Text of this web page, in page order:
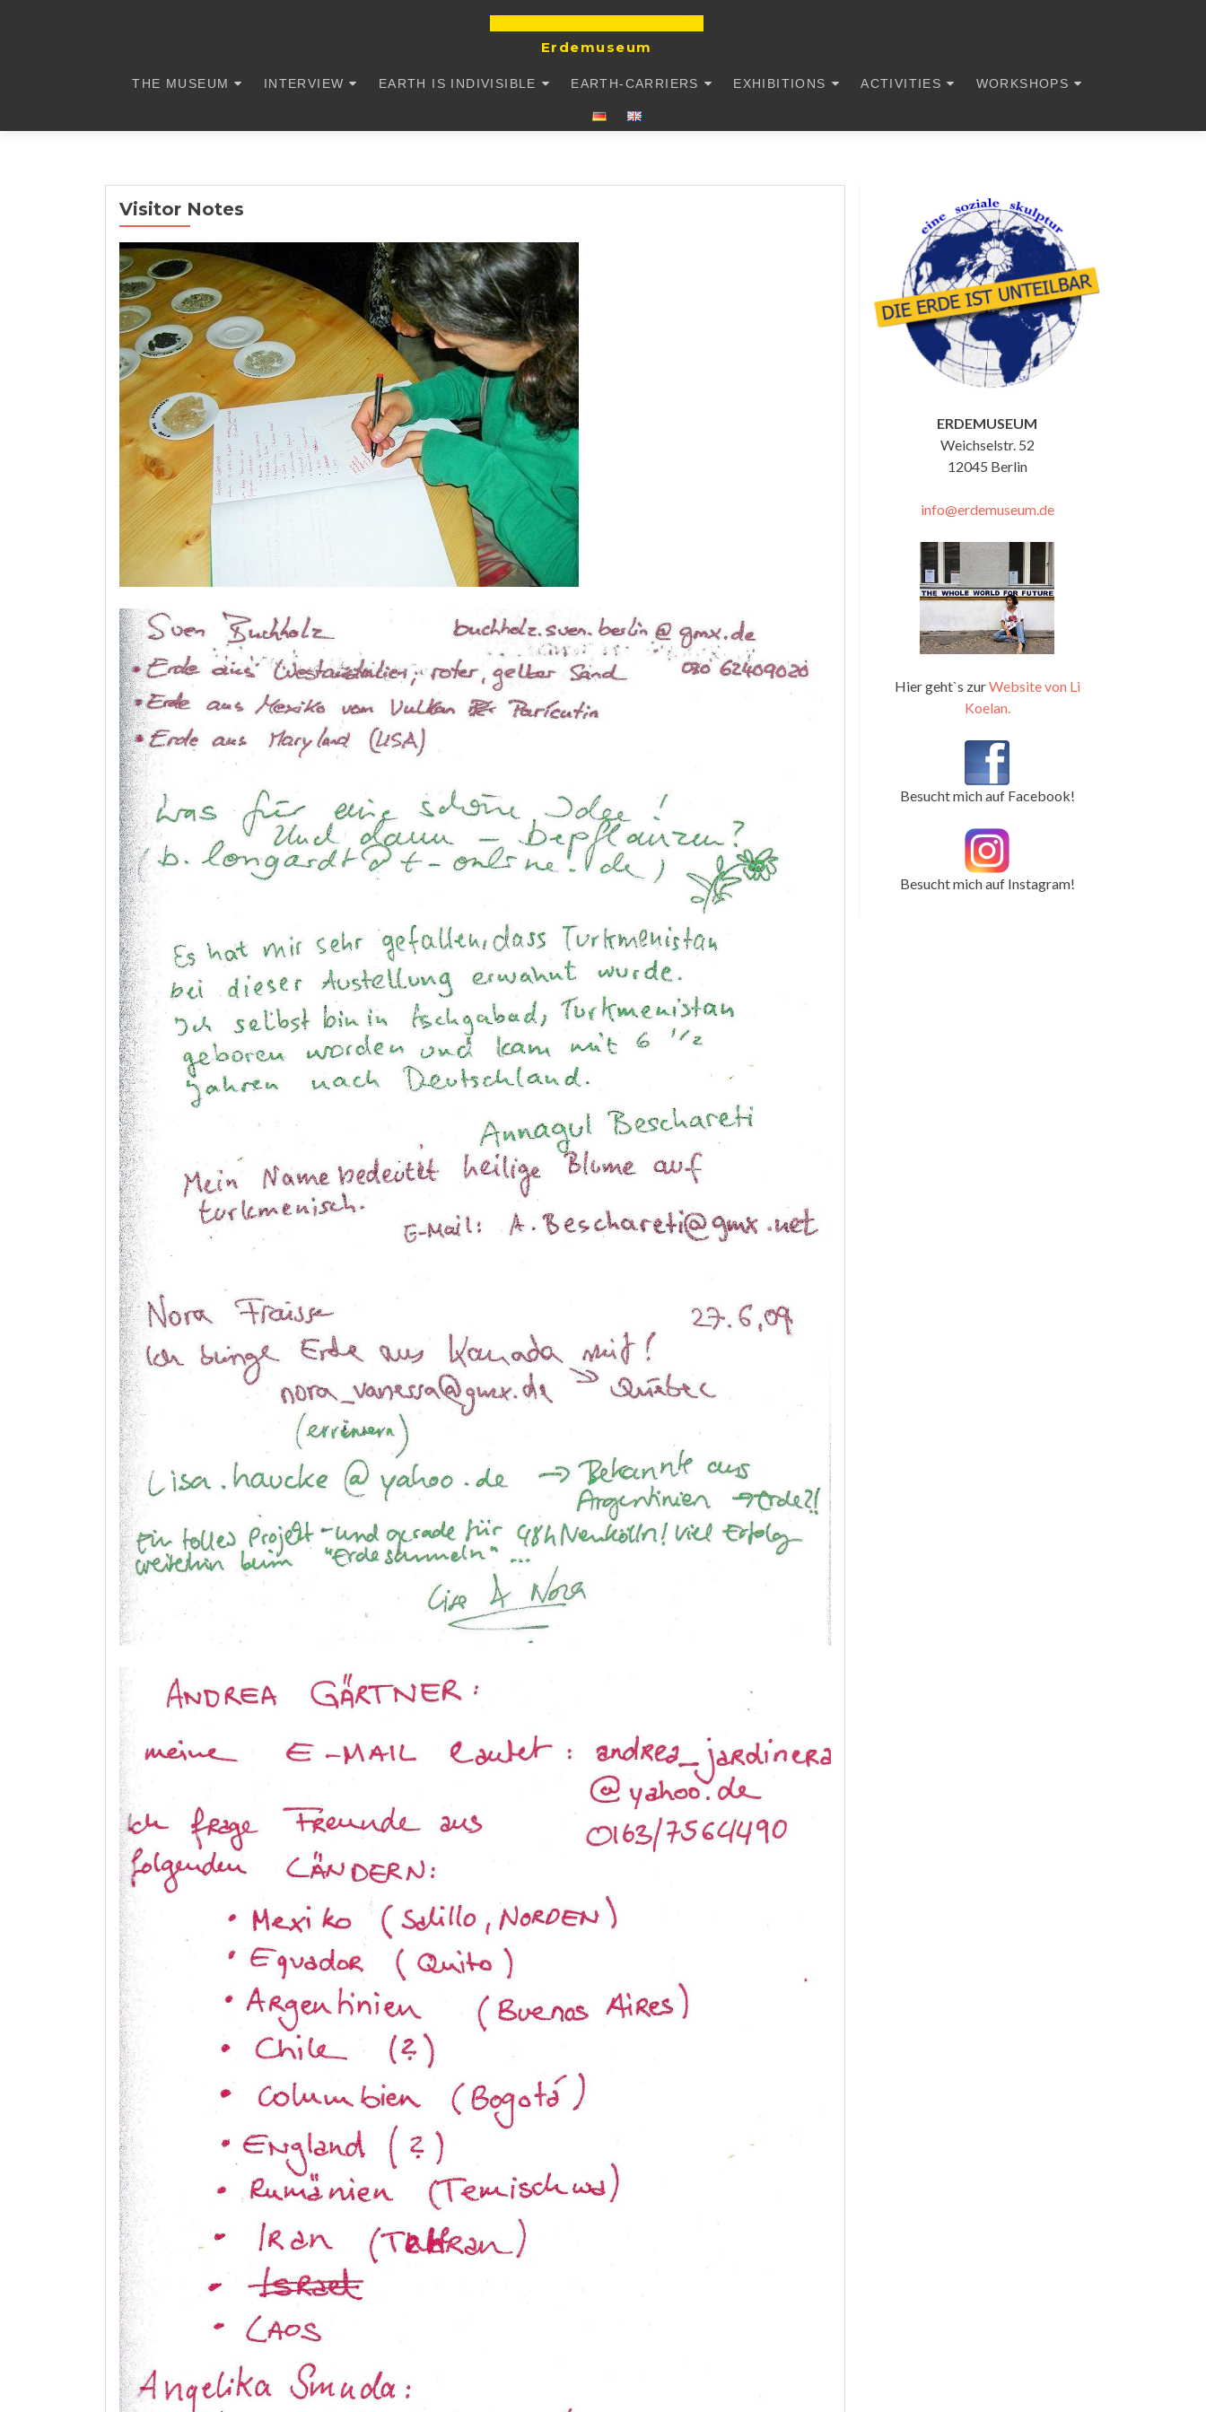
Erdemuseum
THE MUSEUM INTERVIEW EARTH IS INDIVISIBLE EARTH-CARRIERS EXHIBITIONS ACTIVITIES WORKSHOPS
Visitor Notes
ERDEMUSEUM
Weichselstr. 52
12045 Berlin
info@erdemuseum.de
Hier geht`s zurWebsite von Li
Koelan.
Besucht mich auf Facebook!
Besucht mich auf Instagram!